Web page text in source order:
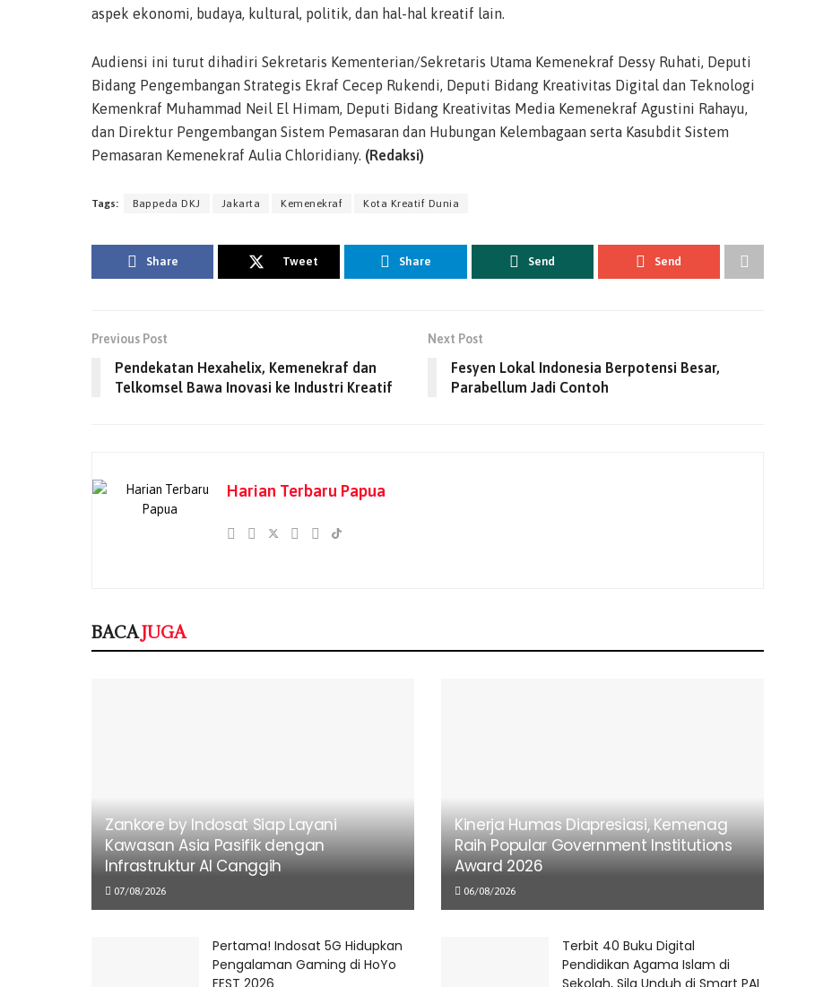
aspek ekonomi, budaya, kultural, politik, dan hal-hal kreatif lain.
Audiensi ini turut dihadiri Sekretaris Kementerian/Sekretaris Utama Kemenekraf Dessy Ruhati, Deputi
Bidang Pengembangan Strategis Ekraf Cecep Rukendi, Deputi Bidang Kreativitas Digital dan Teknologi
Kemenkraf Muhammad Neil El Himam, Deputi Bidang Kreativitas Media Kemenekraf Agustini Rahayu,
dan Direktur Pengembangan Sistem Pemasaran dan Hubungan Kelembagaan serta Kasubdit Sistem
Pemasaran Kemenekraf Aulia Chloridiany. (Redaksi)
Tags: Bappeda DKJ Jakarta Kemenekraf Kota Kreatif Dunia
Share Tweet Share Send Send
Previous Post
Pendekatan Hexahelix, Kemenekraf dan
Telkomsel Bawa Inovasi ke Industri Kreatif
Next Post
Fesyen Lokal Indonesia Berpotensi Besar,
Parabellum Jadi Contoh
Harian Terbaru Papua
BACAJUGA
Zankore by Indosat Siap Layani
Kawasan Asia Pasifik dengan
Infrastruktur AI Canggih
07/08/2026
Kinerja Humas Diapresiasi, Kemenag
Raih Popular Government Institutions
Award 2026
06/08/2026
Pertama! Indosat 5G Hidupkan
Pengalaman Gaming di HoYo
FEST 2026
Terbit 40 Buku Digital
Pendidikan Agama Islam di
Sekolah, Sila Unduh di Smart PAI